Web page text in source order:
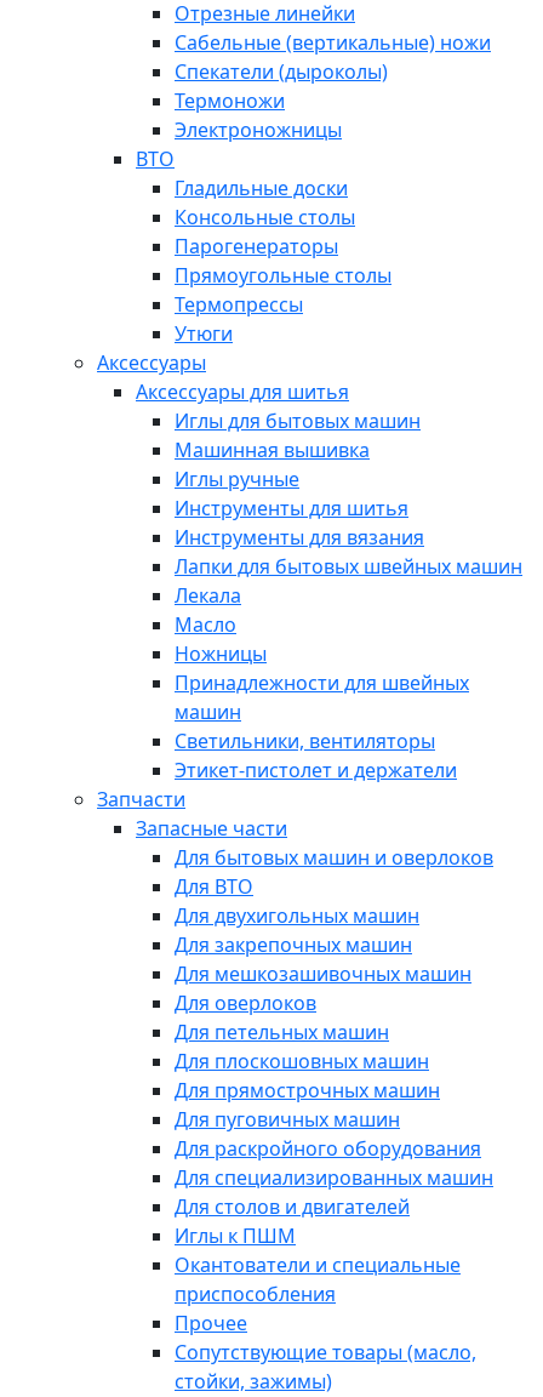
Отрезные линейки
Сабельные (вертикальные) ножи
Спекатели (дыроколы)
Термоножи
Электроножницы
ВТО
Гладильные доски
Консольные столы
Парогенераторы
Прямоугольные столы
Термопрессы
Утюги
Аксессуары
Аксессуары для шитья
Иглы для бытовых машин
Машинная вышивка
Иглы ручные
Инструменты для шитья
Инструменты для вязания
Лапки для бытовых швейных машин
Лекала
Масло
Ножницы
Принадлежности для швейных
машин
Светильники, вентиляторы
Этикет-пистолет и держатели
Запчасти
Запасные части
Для бытовых машин и оверлоков
Для ВТО
Для двухигольных машин
Для закрепочных машин
Для мешкозашивочных машин
Для оверлоков
Для петельных машин
Для плоскошовных машин
Для прямострочных машин
Для пуговичных машин
Для раскройного оборудования
Для специализированных машин
Для столов и двигателей
Иглы к ПШМ
Окантователи и специальные
приспособления
Прочее
Сопутствующие товары (масло,
стойки, зажимы)